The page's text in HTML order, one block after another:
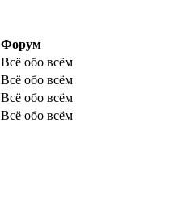
Форум
Всё обо всём
Всё обо всём
Всё обо всём
Всё обо всём